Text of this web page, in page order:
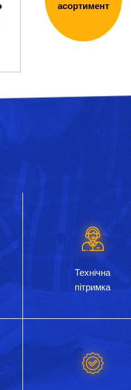
асортимент
Технічна
пітримка